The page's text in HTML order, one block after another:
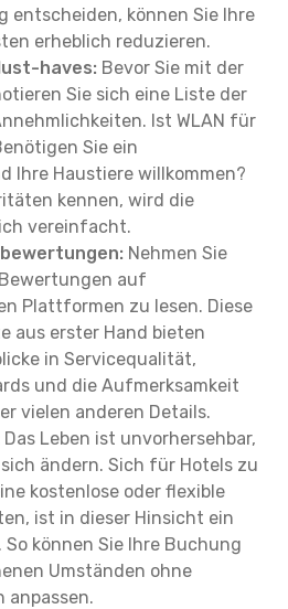
entscheiden, können Sie Ihre
erheblich reduzieren.
haves: Bevor Sie mit der
Sie sich eine Liste der
Ist WLAN für
Sie ein
Ihre Haustiere willkommen?
kennen, wird die
vereinfacht.
Nehmen Sie
auf
Plattformen zu lesen. Diese
aus erster Hand bieten
in Servicequalität,
und die Aufmerksamkeit
vielen anderen Details.
Das Leben ist unvorhersehbar,
ändern. Sich für Hotels zu
kostenlose oder flexible
ist in dieser Hinsicht ein
können Sie Ihre Buchung
Umständen ohne
anpassen.